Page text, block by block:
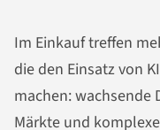
Im Einkauf treffen
die den Einsatz von
machen: wachsende
Märkte und